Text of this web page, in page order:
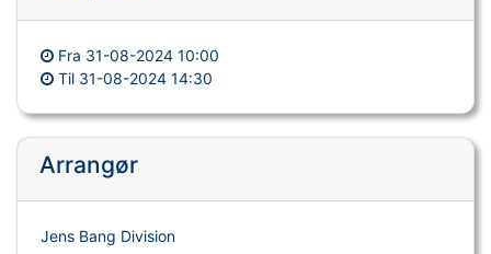
Fra 31-08-2024 10:00
Til 31-08-2024 14:30
Arrangør
Jens Bang Division